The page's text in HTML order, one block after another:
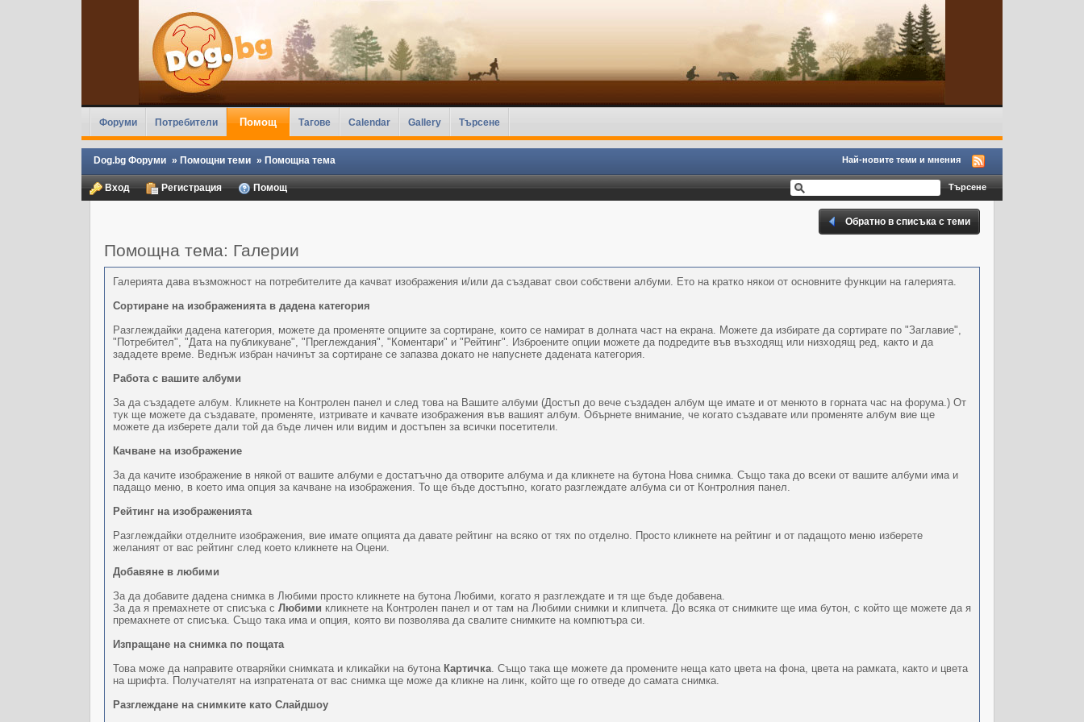
Форуми Потребители Помощ Тагове Calendar Gallery Търсене
Dog.bg Форуми » Помощни теми » Помощна тема Най-новите теми и мнения
Вход Регистрация Помощ
Обратно в списъка с теми
Помощна тема: Галерии
Галерията дава възможност на потребителите да качват изображения и/или да създават свои собствени албуми. Ето на кратко някои от основните функции на галерията.
Сортиране на изображенията в дадена категория
Разглеждайки дадена категория, можете да променяте опциите за сортиране, които се намират в долната част на екрана. Можете да избирате да сортирате по "Заглавие",
"Потребител", "Дата на публикуване", "Преглеждания", "Коментари" и "Рейтинг". Изброените опции можете да подредите във възходящ или низходящ ред, както и да
зададете време. Веднъж избран начинът за сортиране се запазва докато не напуснете дадената категория.
Работа с вашите албуми
За да създадете албум. Кликнете на Контролен панел и след това на Вашите албуми (Достъп до вече създаден албум ще имате и от менюто в горната час на форума.) От
тук ще можете да създавате, променяте, изтривате и качвате изображения във вашият албум. Обърнете внимание, че когато създавате или променяте албум вие ще
можете да изберете дали той да бъде личен или видим и достъпен за всички посетители.
Качване на изображение
За да качите изображение в някой от вашите албуми е достатъчно да отворите албума и да кликнете на бутона Нова снимка. Също така до всеки от вашите албуми има и
падащо меню, в което има опция за качване на изображения. То ще бъде достъпно, когато разглеждате албума си от Контролния панел.
Рейтинг на изображенията
Разглеждайки отделните изображения, вие имате опцията да давате рейтинг на всяко от тях по отделно. Просто кликнете на рейтинг и от падащото меню изберете
желаният от вас рейтинг след което кликнете на Оцени.
Добавяне в любими
За да добавите дадена снимка в Любими просто кликнете на бутона Любими, когато я разглеждате и тя ще бъде добавена.
За да я премахнете от списъка с Любими кликнете на Контролен панел и от там на Любими снимки и клипчета. До всяка от снимките ще има бутон, с който ще можете да я
премахнете от списъка. Също така има и опция, която ви позволява да свалите снимките на компютъра си.
Изпращане на снимка по пощата
Това може да направите отваряйки снимката и кликайки на бутона Картичка. Също така ще можете да промените неща като цвета на фона, цвета на рамката, както и цвета
на шрифта. Получателят на изпратената от вас снимка ще може да кликне на линк, който ще го отведе до самата снимка.
Разглеждане на снимките като Слайдшоу